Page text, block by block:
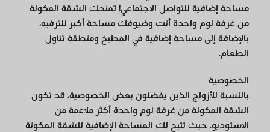
مساحة إضافية للتواصل الاجتماعي! تمنحك الشقة المكونة
من غرفة نوم واحدة أنت وضيوفك مساحة أكبر للترفيه،
بالإضافة إلى مساحة إضافية في المطبخ ومنطقة تناول
الطعام.
الخصوصية
بالنسبة للأزواج الذين يفضلون بعض الخصوصية، قد تكون
الشقة المكونة من غرفة نوم واحدة أكثر ملاءمة من
الاستوديو. حيث تتيح لك المساحة الإضافية للشقة المكونة